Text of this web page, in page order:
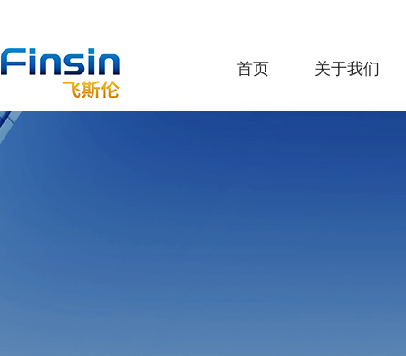
首页 关于我们